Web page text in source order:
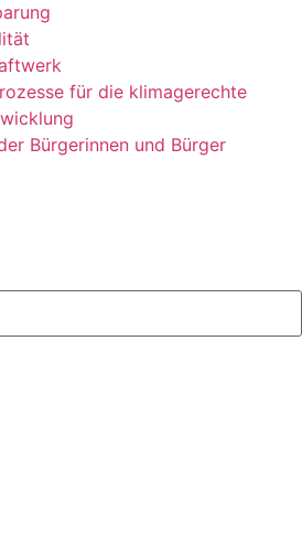
für die klimagerechte
Bürgerinnen und Bürger